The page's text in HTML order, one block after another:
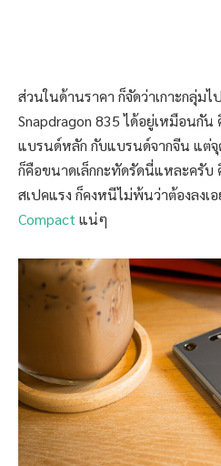
ส่วนในด้านราคา ก็จัดว่าเกาะกลุ่ม
Snapdragon 835 ได้อยู่เหมือนกัน
แบรนด์หลัก กับแบรนด์จากจีน แต่จุ
ก็คือขนาดเล็กกะทัดรัดนี่แหละครับ
สเปคแรง ก็คงหนีไม่พ้นว่าต้องลงเ
Compact แน่ๆ